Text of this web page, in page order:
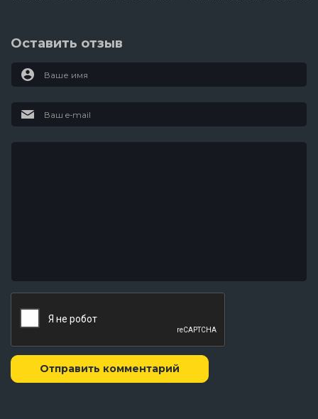
Оставить отзыв
Отправить комментарий